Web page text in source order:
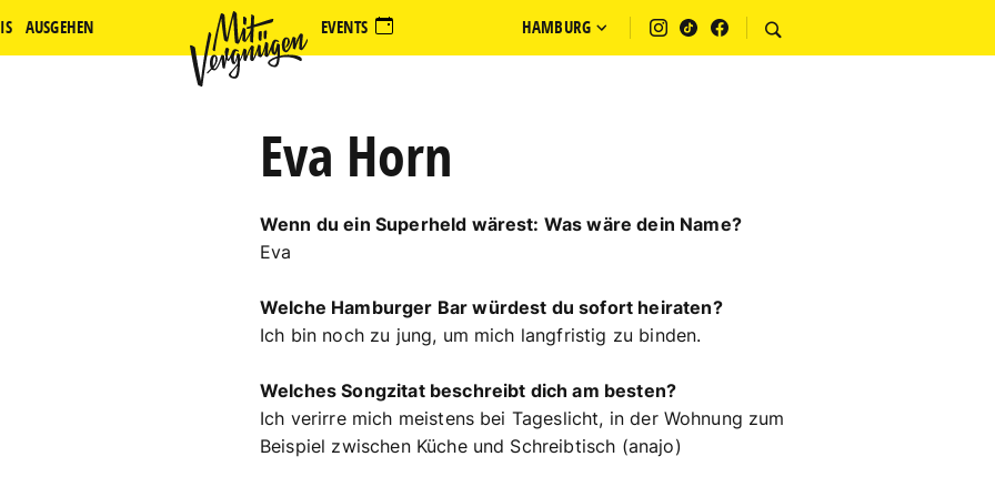
HAMBURG
AUSGEHEN EVENTS
Eva Horn
Wenn du ein Superheld wärest: Was wäre dein Name?
Eva
Welche Hamburger Bar würdest du sofort heiraten?
Ich bin noch zu jung, um mich langfristig zu binden.
Welches Songzitat beschreibt dich am besten?
Ich verirre mich meistens bei Tageslicht, in der Wohnung zum
Beispiel zwischen Küche und Schreibtisch (anajo)